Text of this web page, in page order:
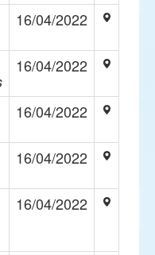
16/04/2022
16/04/2022
16/04/2022
16/04/2022
16/04/2022